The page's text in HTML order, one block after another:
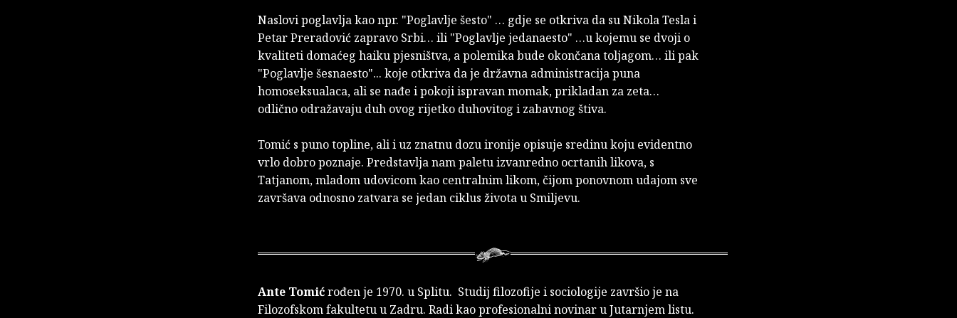
Naslovi poglavlja kao npr. "Poglavlje šesto" … gdje se otkriva da su Nikola Tesla i
Petar Preradović zapravo Srbi… ili "Poglavlje jedanaesto" …u kojemu se dvoji o
kvaliteti domaćeg haiku pjesništva, a polemika bude okončana toljagom… ili pak
"Poglavlje šesnaesto"... koje otkriva da je državna administracija puna
homoseksualaca, ali se nađe i pokoji ispravan momak, prikladan za zeta…
odlično odražavaju duh ovog rijetko duhovitog i zabavnog štiva.
Tomić s puno topline, ali i uz znatnu dozu ironije opisuje sredinu koju evidentno
vrlo dobro poznaje. Predstavlja nam paletu izvanredno ocrtanih likova, s
Tatjanom, mladom udovicom kao centralnim likom, čijom ponovnom udajom sve
završava odnosno zatvara se jedan ciklus života u Smiljevu.
Ante Tomićrođen je 1970. u Splitu. Studij filozofije i sociologije završio je na
Filozofskom fakultetu u Zadru. Radi kao profesionalni novinar u Jutarnjem listu.